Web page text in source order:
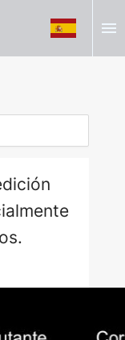
menu